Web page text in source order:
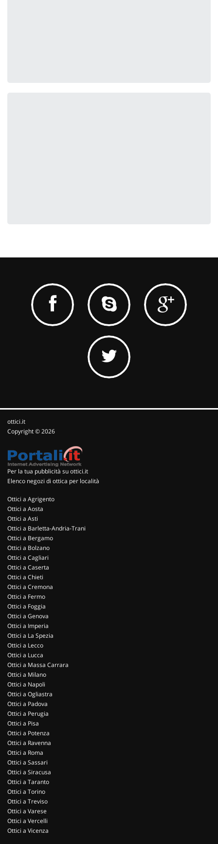
ottici.it
Copyright © 2026
Per la tua pubblicità su ottici.it
Elenco negozi di ottica per località
Ottici a Agrigento
Ottici a Aosta
Ottici a Asti
Ottici a Barletta-Andria-Trani
Ottici a Bergamo
Ottici a Bolzano
Ottici a Cagliari
Ottici a Caserta
Ottici a Chieti
Ottici a Cremona
Ottici a Fermo
Ottici a Foggia
Ottici a Genova
Ottici a Imperia
Ottici a La Spezia
Ottici a Lecco
Ottici a Lucca
Ottici a Massa Carrara
Ottici a Milano
Ottici a Napoli
Ottici a Ogliastra
Ottici a Padova
Ottici a Perugia
Ottici a Pisa
Ottici a Potenza
Ottici a Ravenna
Ottici a Roma
Ottici a Sassari
Ottici a Siracusa
Ottici a Taranto
Ottici a Torino
Ottici a Treviso
Ottici a Varese
Ottici a Vercelli
Ottici a Vicenza